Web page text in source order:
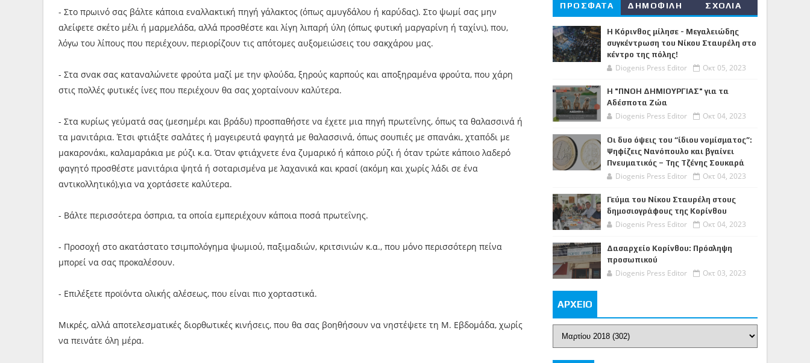
- Στο πρωινό σας βάλτε κάποια εναλλακτική πηγή γάλακτος (όπως αμυγδάλου ή καρύδας). Στο ψωμί σας μην
αλείφετε σκέτο μέλι ή μαρμελάδα, αλλά προσθέστε και λίγη λιπαρή ύλη (όπως φυτική μαργαρίνη ή ταχίνι), που,
λόγω του λίπους που περιέχουν, περιορίζουν τις απότομες αυξομειώσεις του σακχάρου μας.
- Στα σνακ σας καταναλώνετε φρούτα μαζί με την φλούδα, ξηρούς καρπούς και αποξηραμένα φρούτα, που χάρη
στις πολλές φυτικές ίνες που περιέχουν θα σας χορταίνουν καλύτερα.
- Στα κυρίως γεύματά σας (μεσημέρι και βράδυ) προσπαθήστε να έχετε μια πηγή πρωτεΐνης, όπως τα θαλασσινά ή
τα μανιτάρια. Έτσι φτιάξτε σαλάτες ή μαγειρευτά φαγητά με θαλασσινά, όπως σουπιές με σπανάκι, χταπόδι με
μακαρονάκι, καλαμαράκια με ρύζι κ.α. Όταν φτιάχνετε ένα ζυμαρικό ή κάποιο ρύζι ή όταν τρώτε κάποιο λαδερό
φαγητό προσθέστε μανιτάρια ψητά ή σοταρισμένα με λαχανικά και κρασί (ακόμη και χωρίς λάδι σε ένα
αντικολλητικό),για να χορτάσετε καλύτερα.
- Βάλτε περισσότερα όσπρια, τα οποία εμπεριέχουν κάποια ποσά πρωτεΐνης.
- Προσοχή στο ακατάστατο τσιμπολόγημα ψωμιού, παξιμαδιών, κριτσινιών κ.α., που μόνο περισσότερη πείνα
μπορεί να σας προκαλέσουν.
- Επιλέξετε προϊόντα ολικής αλέσεως, που είναι πιο χορταστικά.
Μικρές, αλλά αποτελεσματικές διορθωτικές κινήσεις, που θα σας βοηθήσουν να νηστέψετε τη Μ. Εβδομάδα, χωρίς
να πεινάτε όλη μέρα.
ΠΡΟΣΦΑΤΑ ΔΗΜΟΦΙΛΗ ΣΧΟΛΙΑ
Η Κόρινθος μίλησε - Μεγαλειώδης
συγκέντρωση του Νίκου Σταυρέλη στο
κέντρο της πόλης!
Diogenis Press Editor Οκτ 05, 2023
Η "ΠΝΟΗ ΔΗΜΙΟΥΡΓΙΑΣ" για τα
Αδέσποτα Ζώα
Diogenis Press Editor Οκτ 04, 2023
Οι δυο όψεις του “ίδιου νομίσματος”:
Ψηφίζεις Νανόπουλο και βγαίνει
Πνευματικός – Της Τζένης Σουκαρά
Diogenis Press Editor Οκτ 04, 2023
Γεύμα του Νίκου Σταυρέλη στους
δημοσιογράφους της Κορίνθου
Diogenis Press Editor Οκτ 04, 2023
Δασαρχείο Κορίνθου: Πρόσληψη
προσωπικού
Diogenis Press Editor Οκτ 03, 2023
ΑΡΧΕΙΟ